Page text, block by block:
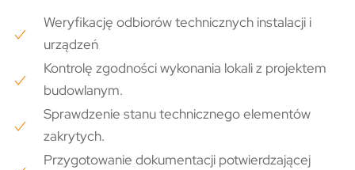
Weryfikację odbiorów technicznych instalacji i
urządzeń
Kontrolę zgodności wykonania lokali z projektem
budowlanym.
Sprawdzenie stanu technicznego elementów
zakrytych.
Przygotowanie dokumentacji potwierdzającej